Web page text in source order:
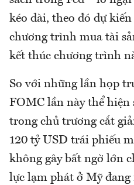
kéo dài, theo đó dự
chương trình mua tài
kết thúc chương trình
So với những lần họp
FOMC lần này thể
trong chủ trương cắt
120 tỷ USD trái phiếu
không gây bất ngờ lớn
lực lạm phát ở Mỹ